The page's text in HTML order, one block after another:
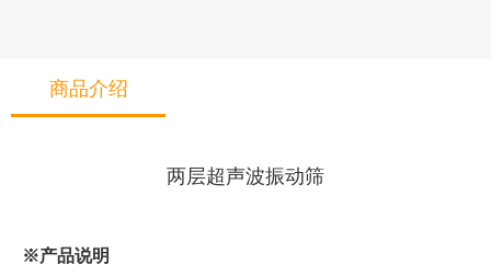
商品介绍
两层超声波振动筛
※产品说明